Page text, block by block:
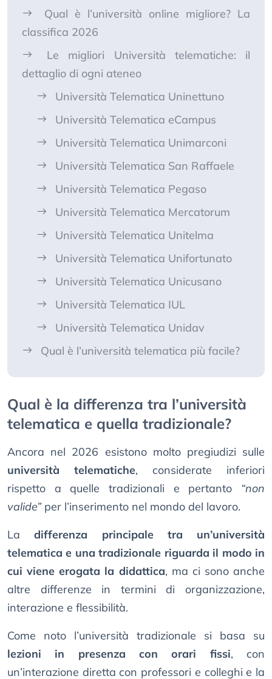
Qual è l’università online migliore? La
classifica 2026
Le migliori Università telematiche: il
dettaglio di ogni ateneo
Università Telematica Uninettuno
Università Telematica eCampus
Università Telematica Unimarconi
Università Telematica San Raffaele
Università Telematica Pegaso
Università Telematica Mercatorum
Università Telematica Unitelma
Università Telematica Unifortunato
Università Telematica Unicusano
Università Telematica IUL
Università Telematica Unidav
Qual è l’università telematica più facile?
Qual è la differenza tra l’università
telematica e quella tradizionale?
Ancora nel 2026 esistono molto pregiudizi sulle
università telematiche, considerate inferiori
rispetto a quelle tradizionali e pertanto “non
valide”per l’inserimento nel mondo del lavoro.
Ladifferenza principale tra un’università
telematica e una tradizionale riguarda il modo in
cui viene erogata la didattica, ma ci sono anche
altre differenze in termini di organizzazione,
interazione e flessibilità.
Come noto l’università tradizionale si basa su
lezioni in presenza con orari fissi, con
un’interazione diretta con professori e colleghi e la